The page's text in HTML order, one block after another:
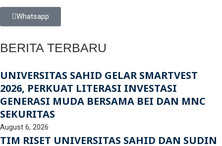
Whatsapp
BERITA TERBARU
UNIVERSITAS SAHID GELAR SMARTVEST
2026, PERKUAT LITERASI INVESTASI
GENERASI MUDA BERSAMA BEI DAN MNC
SEKURITAS
August 6, 2026
TIM RISET UNIVERSITAS SAHID DAN SUDIN